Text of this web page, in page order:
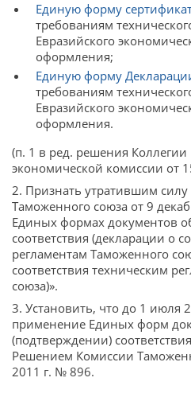
Единую форму
требованиям
Евразийского
оформления;
Единую форму
требованиям
Евразийского
оформления.
(п. 1 в ред. решения Коллегии
экономической комиссии от
2. Признать утратившим
Таможенного союза от 9
Единых формах документов
соответствия (декларации о
регламентам Таможенного
соответствия техническим
союза)».
3. Установить, что до 1 июля
применение Единых форм
(подтверждении)
Решением Комиссии
2011 г. № 896.